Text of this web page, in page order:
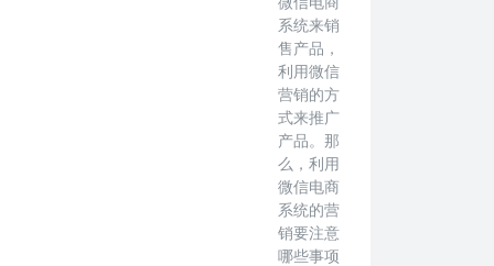
系统来销
售产品，
利用微信
营销的方
式来推广
产品。那
么，利用
微信电商
系统的营
销要注意
哪些事项